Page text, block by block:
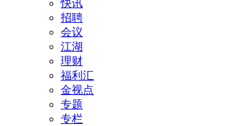
快讯
招聘
会议
江湖
理财
福利汇
金视点
专题
专栏